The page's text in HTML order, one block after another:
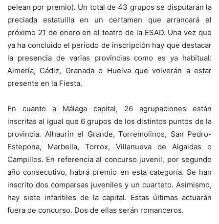
pelean por premio). Un total de 43 grupos se disputarán la
preciada estatuilla en un certamen que arrancará el
próximo 21 de enero en el teatro de la ESAD. Una vez que
ya ha concluido el periodo de inscripción hay que destacar
la presencia de varias provincias como es ya habitual:
Almería, Cádiz, Granada o Huelva que volverán a estar
presente en la Fiesta.
En cuanto a Málaga capital, 26 agrupaciones están
inscritas al igual que 6 grupos de los distintos puntos de la
provincia. Alhaurín el Grande, Torremolinos, San Pedro-
Estepona, Marbella, Torrox, Villanueva de Algaidas o
Campillos. En referencia al concurso juvenil, por segundo
año consecutivo, habrá premio en esta categoría. Se han
inscrito dos comparsas juveniles y un cuarteto. Asimismo,
hay siete infantiles de la capital. Estas últimas actuarán
fuera de concurso. Dos de ellas serán romanceros.